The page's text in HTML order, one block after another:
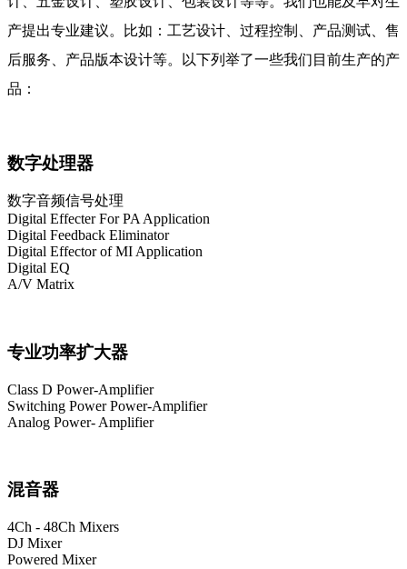
产提出专业建议。比如：工艺设计、过程控制、产品测试、售
后服务、产品版本设计等。以下列举了一些我们目前生产的产
品：
数字处理器
数字音频信号处理
Digital Effecter For PA Application
Digital Feedback Eliminator
Digital Effector of MI Application
Digital EQ
A/V Matrix
专业功率扩大器
Class D Power-Amplifier
Switching Power Power-Amplifier
Analog Power- Amplifier
混音器
4Ch - 48Ch Mixers
DJ Mixer
Powered Mixer